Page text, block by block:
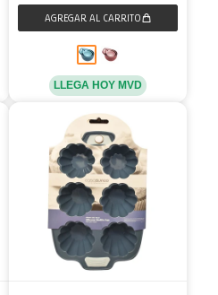
LLEGA HOY MVD